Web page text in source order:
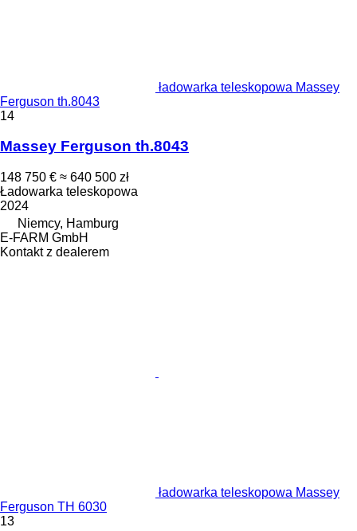
ładowarka teleskopowa Massey
Ferguson th.8043
14
Massey Ferguson th.8043
148 750 € ≈ 640 500 zł
Ładowarka teleskopowa
2024
Niemcy, Hamburg
E-FARM GmbH
Kontakt z dealerem
ładowarka teleskopowa Massey
Ferguson TH 6030
13